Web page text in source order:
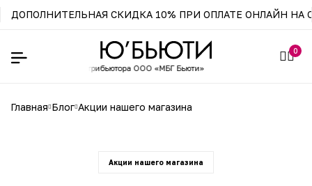
ДОПОЛНИТЕЛЬНАЯ СКИДКА 10% ПРИ ОПЛАТЕ ОНЛАЙН НА
дистрибьютора ООО «МБГ Бьюти»
0
главная блог акции нашего магазина
Акции нашего магазина